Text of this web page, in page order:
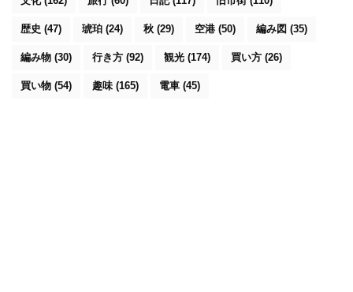
歴史 (47) 琥珀 (24) 秋 (29) 空港 (50) 編み図 (35)
編み物 (30) 行き方 (92) 観光 (174) 買い方 (26)
買い物 (54) 趣味 (165) 電車 (45)